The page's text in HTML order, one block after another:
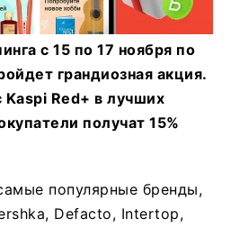
с 15 по 17 ноября по
грандиозная акция.
Red+ в лучших
получат 15%
популярные бренды,
Defacto, Intertop,